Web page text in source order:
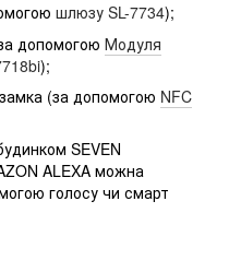
шлюзу SL-7734);
допомогою Модуля
);
(за допомогою NFC
SEVEN
ALEXA можна
голосу чи смарт